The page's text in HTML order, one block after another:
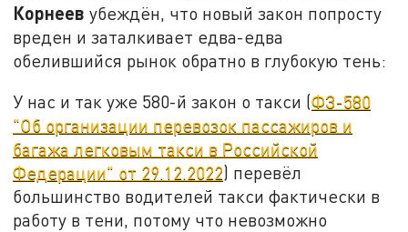
Корнеев убеждён, что новый закон попросту
вреден и заталкивает едва-едва
обелившийся рынок обратно в глубокую тень:
У нас и так уже 580-й закон о такси (ФЗ-580
"Об организации перевозок пассажиров и
багажа легковым такси в Российской
Федерации" от 29.12.2022) перевёл
большинство водителей такси фактически в
работу в тени, потому что невозможно